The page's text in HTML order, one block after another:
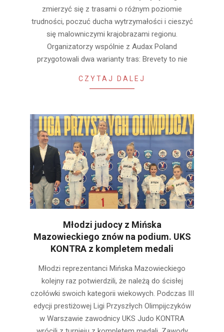
zmierzyć się z trasami o różnym poziomie
trudności, poczuć ducha wytrzymałości i cieszyć
się malowniczymi krajobrazami regionu.
Organizatorzy wspólnie z Audax Poland
przygotowali dwa warianty tras: Brevety to nie
CZYTAJ DALEJ
Młodzi judocy z Mińska
Mazowieckiego znów na podium. UKS
KONTRA z kompletem medali
05-Młodzi reprezentanci Mińska Mazowieckiego
kolejny raz potwierdzili, że należą do ścisłej
czołówki swoich kategorii wiekowych. Podczas III
edycji prestiżowej Ligi Przyszłych Olimpijczyków
w Warszawie zawodnicy UKS Judo KONTRA